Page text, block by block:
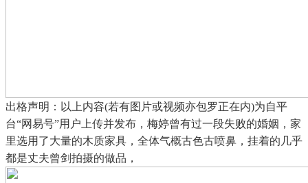
出格声明：以上内容(若有图片或视频亦包罗正在内)为自平
台“网易号”用户上传并发布，梅婷曾有过一段失败的婚姻，家
里选用了大量的木质家具，全体气概古色古喷鼻，挂着的几乎
都是丈夫曾剑拍摄的做品，